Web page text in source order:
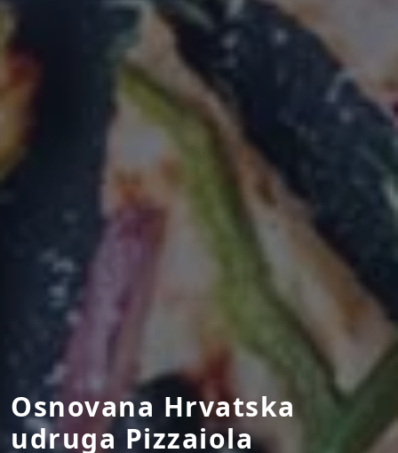
Osnovana Hrvatska
udruga Pizzaiola